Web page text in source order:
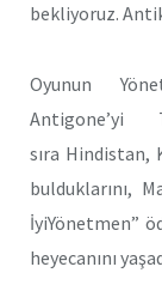
bekliyoruz.
Oyunun
Antigone’yi
sıra Hindistan,
bulduklarını,
İyiYönetmen”
heyecanını